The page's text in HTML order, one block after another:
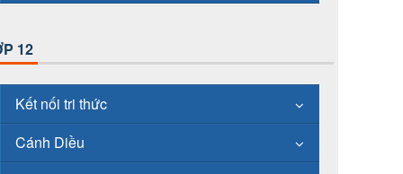
12
Kết nối tri thức
Cánh Diều